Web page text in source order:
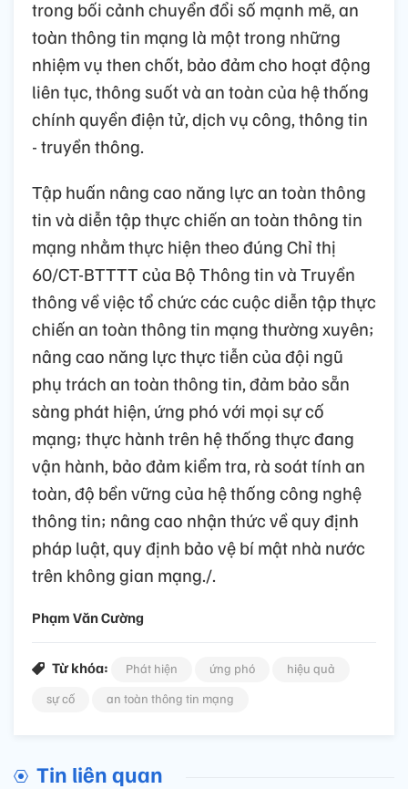
trong bối cảnh chuyển đổi số mạnh mẽ, an
toàn thông tin mạng là một trong những
nhiệm vụ then chốt, bảo đảm cho hoạt động
liên tục, thông suốt và an toàn của hệ thống
chính quyền điện tử, dịch vụ công, thông tin
- truyền thông.
Tập huấn nâng cao năng lực an toàn thông
tin và diễn tập thực chiến an toàn thông tin
mạng nhằm thực hiện theo đúng Chỉ thị
60/CT-BTTTT của Bộ Thông tin và Truyền
thông về việc tổ chức các cuộc diễn tập thực
chiến an toàn thông tin mạng thường xuyên;
nâng cao năng lực thực tiễn của đội ngũ
phụ trách an toàn thông tin, đảm bảo sẵn
sàng phát hiện, ứng phó với mọi sự cố
mạng; thực hành trên hệ thống thực đang
vận hành, bảo đảm kiểm tra, rà soát tính an
toàn, độ bền vững của hệ thống công nghệ
thông tin; nâng cao nhận thức về quy định
pháp luật, quy định bảo vệ bí mật nhà nước
trên không gian mạng./.
Phạm Văn Cường
Từ khóa: Phát hiện ứng phó
hiệu quả
sự cố
an toàn thông tin mạng
Tin liên quan